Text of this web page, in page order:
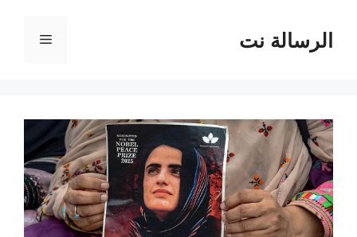
المحتوىالرسالة نت القائمة